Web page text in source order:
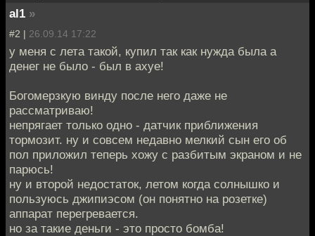
al1 »
#2 | 26.09.14 17:22
у меня с лета такой, купил так как нужда была а
денег не было - был в ахуе!
Богомерзкую винду после него даже не
рассматриваю!
непрягает только одно - датчик приближения
тормозит. ну и совсем недавно мелкий сын его об
пол приложил теперь хожу с разбитым экраном и не
парюсь!
ну и второй недостаток, летом когда солнышко и
пользуюсь джипиэсом (он понятно на розетке)
аппарат перегревается.
но за такие деньги - это просто бомба!